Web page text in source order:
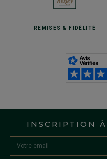
REMISES& FIDÉLITÉ
INSCRIPTION